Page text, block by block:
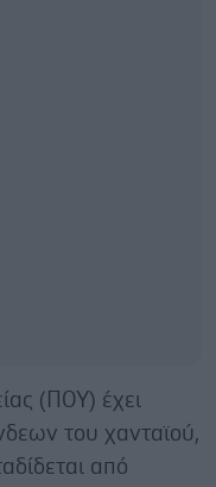
(ΠΟΥ) έχει
του χανταϊού,
από